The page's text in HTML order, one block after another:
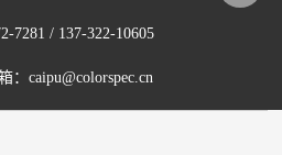
7281 / 137-322-10605
： caipu@colorspec.cn